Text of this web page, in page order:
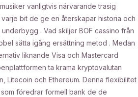
vanligtvis närvarande trasig
bit de ge en återskapar historia och
. Vad skiljer BOF cassino från
sätta igång ersättning metod . Medan
liknande Visa och Mastercard
ta krama kryptovalutan
Litecoin och Ethereum. Denna flexibilitet
föredrar formell bank de de